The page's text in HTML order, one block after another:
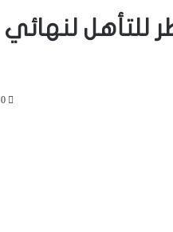
للتأهل لنهائي
0